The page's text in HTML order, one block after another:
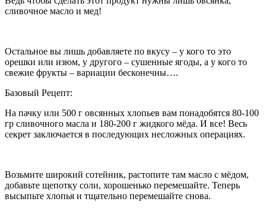
сливочное масло и мед!
Остальное вы лишь добавляете по вкусу – у кого то это
орешки или изюм, у другого – сушенные ягоды, а у кого то
свежие фрукты – вариации бесконечны….
Базовый Рецепт:
На пачку или 500 г овсянных хлопьев вам понадобятся 80-100
гр сливочного масла и 180-200 г жидкого мёда. И все! Весь
секрет заключается в последующих несложных операциях.
Возьмите широкий сотейник, растопите там масло с мёдом,
добавьте щепотку соли, хорошенько перемешайте. Теперь
высыпьте хлопья и тщательно перемешайте снова.